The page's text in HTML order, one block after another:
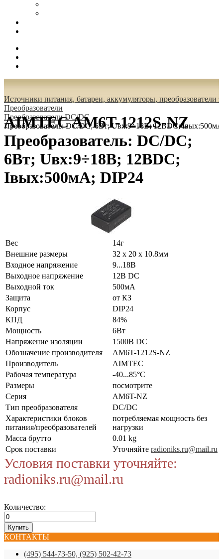
Источники питания, батареи, аккумуляторы, преобразователи
Преобразователи
Преобразователи DC/DC
Преобразователь: DC/DC; 6Вт; Uвх:9÷18В; 12ВDC;
AIMTEC AM6T-1212S-NZ
Преобразователь: DC/DC;
6Вт; Uвх:9÷18В; 12ВDC;
Iвых:500мА; DIP24
Вес
14г
Внешние размеры
32 x 20 x 10.8мм
Входное напряжение
9...18В
Выходное напряжение
12В DC
Выходной ток
500мА
Защита
от КЗ
Корпус
DIP24
КПД
84%
Мощность
6Вт
Напряжение изоляции
1500В DC
Обозначение производителя
AM6T-1212S-NZ
Производитель
AIMTEC
Рабочая температура
-40...85°C
Размеры
посмотрите
Серия
AM6T-NZ
Тип преобразователя
DC/DC
Характеристики блоков
питания/преобразователей
потребляемая мощность без
нагрузки
Масса брутто
0.01 kg
Срок поставки
Уточняйте radioniks.ru@mail.ru
Условия поставки уточняйте:
radioniks.ru@mail.ru
Количество:
КОНТАКТЫ
(495) 544-73-50, (925) 502-42-73